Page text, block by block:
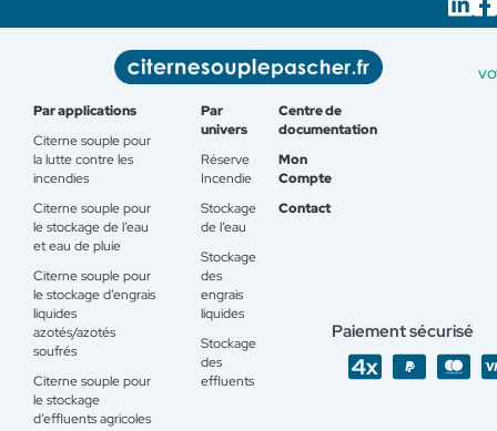
Par applications
Citerne souple pour
la lutte contre les
incendies
Citerne souple pour
le stockage de l’eau
et eau de pluie
Citerne souple pour
le stockage d’engrais
liquides
azotés/azotés
soufrés
Citerne souple pour
le stockage
d’effluents agricoles
Par
univers
Réserve
Incendie
Stockage
de l’eau
Stockage
des
engrais
liquides
Stockage
des
effluents
Centre de
documentation
Mon
Compte
Contact
Paiement sécurisé